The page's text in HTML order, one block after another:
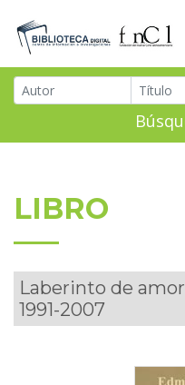
LIBRO
Laberinto de
1991-2007